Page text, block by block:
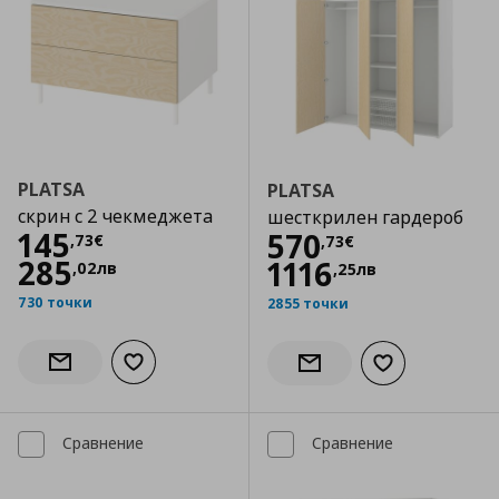
PLATSA
скрин с 2 чекмеджета
145,73€
Цена
285,02лв
730 точки
Информирай ме за наличност
Добави към списъка с любими
PLATSA
шесткрилен гардероб
570,73€
Цена
1116,25лв
2855 точки
Информирай ме за
Добави към
Сравнение Сравнение